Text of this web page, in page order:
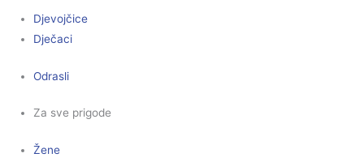
Djevojčice
Dječaci
Odrasli
Za sve prigode
Žene